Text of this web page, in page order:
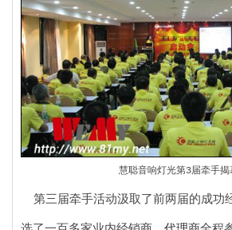
慧聪音响灯光第3届牵手揭
第三届牵手活动汲取了前两届的成功